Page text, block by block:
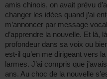
amis chinois, on avait prévu
changer les idées quand j’ai
m’annoncer par message
d’apprendre la nouvelle. Et là,
profondeur dans sa voix ou
est-il qu’en me dirigeant vers
larmes. J’ai compris que
ans. Au choc de la nouvelle